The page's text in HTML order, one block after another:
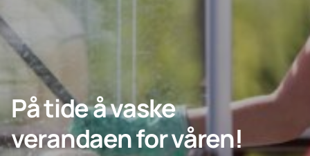
Bedrift
Lumon Konsern
På tide å vaske
verandaen for våren!